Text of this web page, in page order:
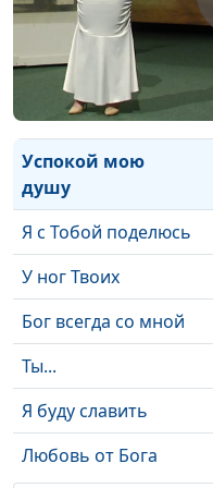
Ты дал мне крылья
Храни мой мир
Я иду к Источнику
Успокой мою
душу
Я с Тобой поделюсь
У ног Твоих
Бог всегда со мной
Ты...
Я буду славить
Любовь от Бога